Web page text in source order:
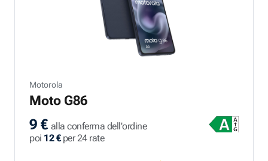
Motorola
Moto G86
9 € alla conferma dell'ordine
poi 12 €per 24 rate